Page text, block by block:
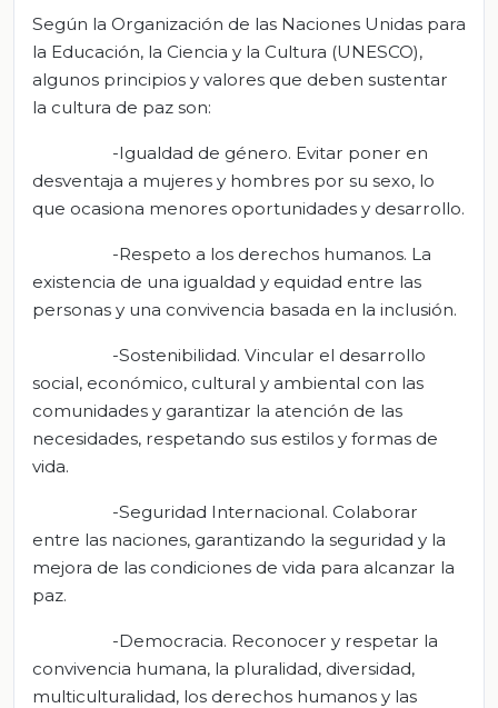
Según la Organización de las Naciones Unidas para
la Educación, la Ciencia y la Cultura (UNESCO),
algunos principios y valores que deben sustentar
la cultura de paz son:
-Igualdad de género. Evitar poner en
desventaja a mujeres y hombres por su sexo, lo
que ocasiona menores oportunidades y desarrollo.
-Respeto a los derechos humanos. La
existencia de una igualdad y equidad entre las
personas y una convivencia basada en la inclusión.
-Sostenibilidad. Vincular el desarrollo
social, económico, cultural y ambiental con las
comunidades y garantizar la atención de las
necesidades, respetando sus estilos y formas de
vida.
-Seguridad Internacional. Colaborar
entre las naciones, garantizando la seguridad y la
mejora de las condiciones de vida para alcanzar la
paz.
-Democracia. Reconocer y respetar la
convivencia humana, la pluralidad, diversidad,
multiculturalidad, los derechos humanos y las